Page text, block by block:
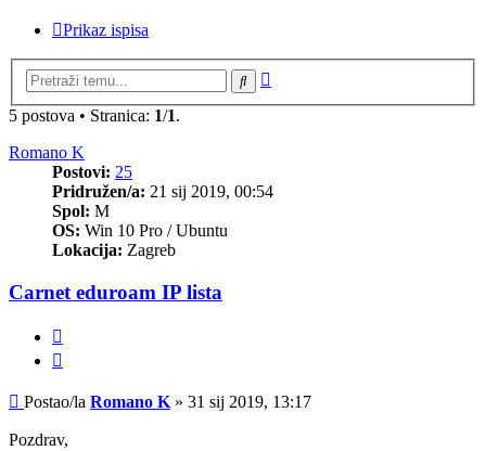
Prikaz ispisa
Pretražnik
5 postova • Stranica: 1/1.
Romano K
Postovi: 25
Pridružen/a: 21 sij 2019, 00:54
Spol: M
OS: Win 10 Pro / Ubuntu
Lokacija: Zagreb
Carnet eduroam IP lista
Post
Postao/la Romano K » 31 sij 2019, 13:17
Pozdrav,